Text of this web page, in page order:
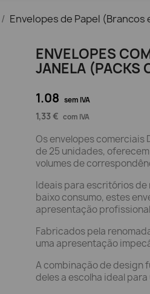
Envelopes de Papel (Brancos
ENVELOPES
JANELA (PACKS
1.08 sem IVA
1,33 € com IVA
Os envelopes comerciais
de 25 unidades,
volumes de
Ideais para escritórios de
baixo consumo, estes
apresentação
Fabricados pela
uma apresentação
A combinação de design
deles a escolha ideal